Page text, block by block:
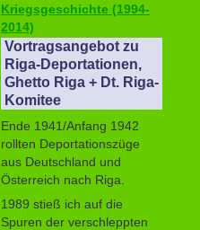
Kriegsgeschichte (1994-
2014)
Vortragsangebot zu
Riga-Deportationen,
Ghetto Riga + Dt. Riga-
Komitee
Ende 1941/Anfang 1942
rollten Deportationszüge
aus Deutschland und
Österreich nach Riga.
1989 stieß ich auf die
Spuren der verschleppten